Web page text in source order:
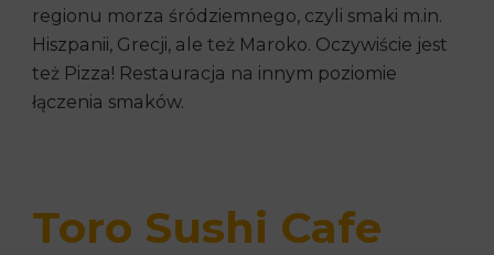
regionu morza śródziemnego, czyli smaki m.in.
Hiszpanii, Grecji, ale też Maroko. Oczywiście jest
też Pizza! Restauracja na innym poziomie
łączenia smaków.
Toro Sushi Cafe